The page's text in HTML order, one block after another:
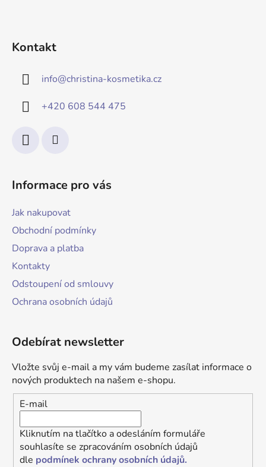
Kontakt
info@christina-kosmetika.cz
+420 608 544 475
Informace pro vás
Jak nakupovat
Obchodní podmínky
Doprava a platba
Kontakty
Odstoupení od smlouvy
Ochrana osobních údajů
Odebírat newsletter
Vložte svůj e-mail a my vám budeme zasílat informace o
nových produktech na našem e-shopu.
E-mail
Kliknutím na tlačítko a odesláním formuláře
souhlasíte se zpracováním osobních údajů
dle podmínek ochrany osobních údajů.